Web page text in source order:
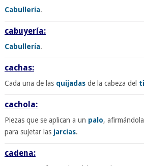
Cabullería.
cabuyería:
Cabullería.
cachas:
Cada una de las quijadasde la cabeza del
cachola:
Piezas que se aplican a un palo,
para sujetar las jarcias.
cadena: